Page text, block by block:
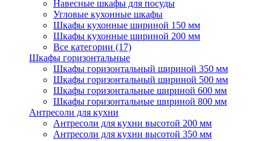
Навесные шкафы для посуды
Угловые кухонные шкафы
Шкафы кухонные шириной 150 мм
Шкафы кухонные шириной 200 мм
Все категории (17)
Шкафы горизонтальные
Шкафы горизонтальный шириной 350 мм
Шкафы горизонтальный шириной 500 мм
Шкафы горизонтальные шириной 600 мм
Шкафы горизонтальные шириной 800 мм
Антресоли для кухни
Антресоли для кухни высотой 200 мм
Антресоли для кухни высотой 350 мм